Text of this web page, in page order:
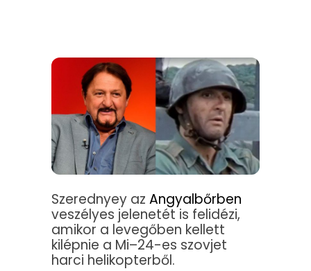
Szerednyey az Angyalbőrben
veszélyes jelenetét is felidézi,
amikor a levegőben kellett
kilépnie a Mi–24-es szovjet
harci helikopterből.